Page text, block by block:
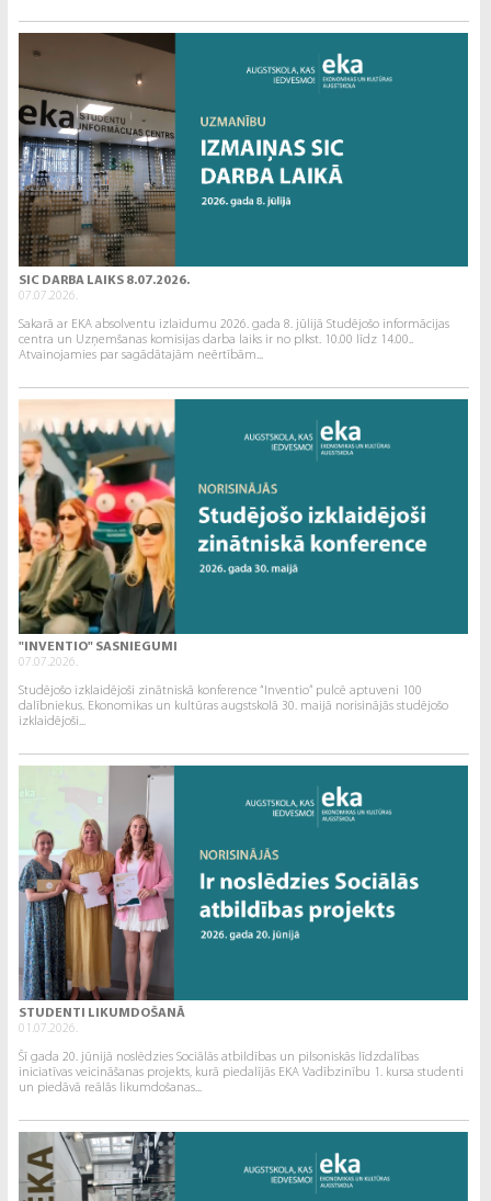
SIC DARBA LAIKS 8.07.2026.
07.07.2026.
Sakarā ar EKA absolventu izlaidumu 2026. gada 8. jūlijā Studējošo informācijas
centra un Uzņemšanas komisijas darba laiks ir no plkst. 10.00 līdz 14.00..
Atvainojamies par sagādātajām neērtībām...
"INVENTIO" SASNIEGUMI
07.07.2026.
Studējošo izklaidējoši zinātniskā konference “Inventio” pulcē aptuveni 100
dalībniekus. Ekonomikas un kultūras augstskolā 30. maijā norisinājās studējošo
izklaidējoši...
STUDENTI LIKUMDOŠANĀ
01.07.2026.
Šī gada 20. jūnijā noslēdzies Sociālās atbildības un pilsoniskās līdzdalības
iniciatīvas veicināšanas projekts, kurā piedalījās EKA Vadībzinību 1. kursa studenti
un piedāvā reālās likumdošanas...